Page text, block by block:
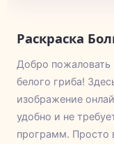
Раскраска
Добро пожаловать
белого гриба!
изображение
удобно и не
программ. Просто